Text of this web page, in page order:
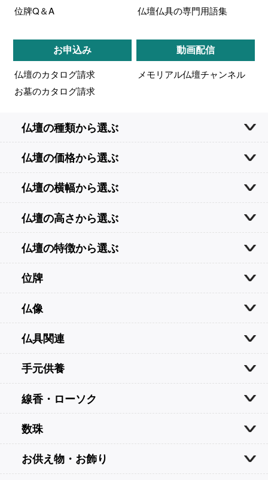
位牌Q＆A
仏壇仏具の専門用語集
お申込み
仏壇のカタログ請求
お墓のカタログ請求
動画配信
メモリアル仏壇チャンネル
仏壇の種類から選ぶ
仏壇の価格から選ぶ
仏壇の横幅から選ぶ
仏壇の高さから選ぶ
仏壇の特徴から選ぶ
位牌
仏像
仏具関連
手元供養
線香・ローソク
数珠
お供え物・お飾り